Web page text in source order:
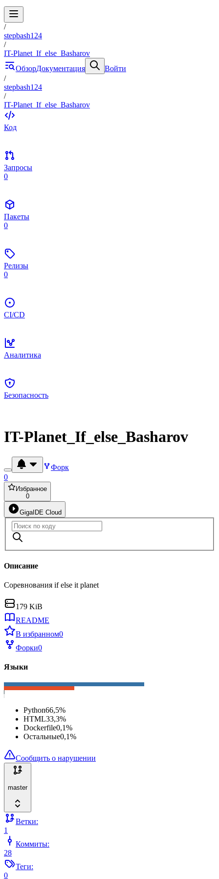
/
stepbash124
/
IT-Planet_If_else_Basharov
ОбзорДокументация
Войти
/
stepbash124
/
IT-Planet_If_else_Basharov
Код
Запросы
0
Пакеты
0
Релизы
0
CI/CD
Аналитика
Безопасность
IT-Planet_If_else_Basharov
Форк
0
Избранное
0
GigaIDE Cloud
Описание
Соревнования if else it planet
179 KiB
README
В избранном0
Форки0
Языки
Python66,5%
HTML33,3%
Dockerfile0,1%
Остальные0,1%
Сообщить о нарушении
master
Ветки:
1
Коммиты:
28
Теги:
0